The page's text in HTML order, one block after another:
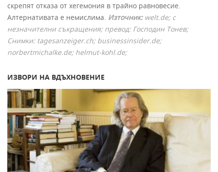
скрепят отказа от хегемония в трайно равновесие.
Алтернативата е немислима. Източник: welt.de; с
незначителни съкращения; превод: Господин Тонев;
Снимки: tagesanzeiger.ch; businessinsider.de;
norbertmichalke.de; helmut-kohl.de;
ИЗВОРИ НА ВДЪХНОВЕНИЕ